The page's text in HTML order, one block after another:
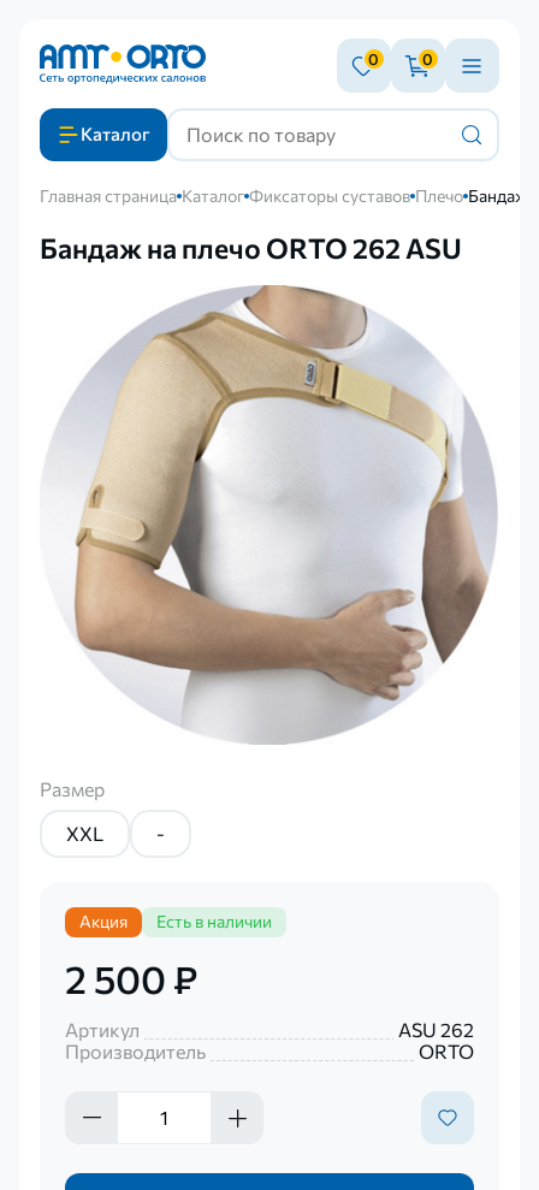
0 0
Каталог
Главная страница Каталог Фиксаторы суставов Плечо Бандаж
Бандаж на плечо ORTO 262 ASU
Размер
XXL
-
Акция Есть в наличии
2 500 ₽
Артикул
ASU 262
Производитель
ORTO